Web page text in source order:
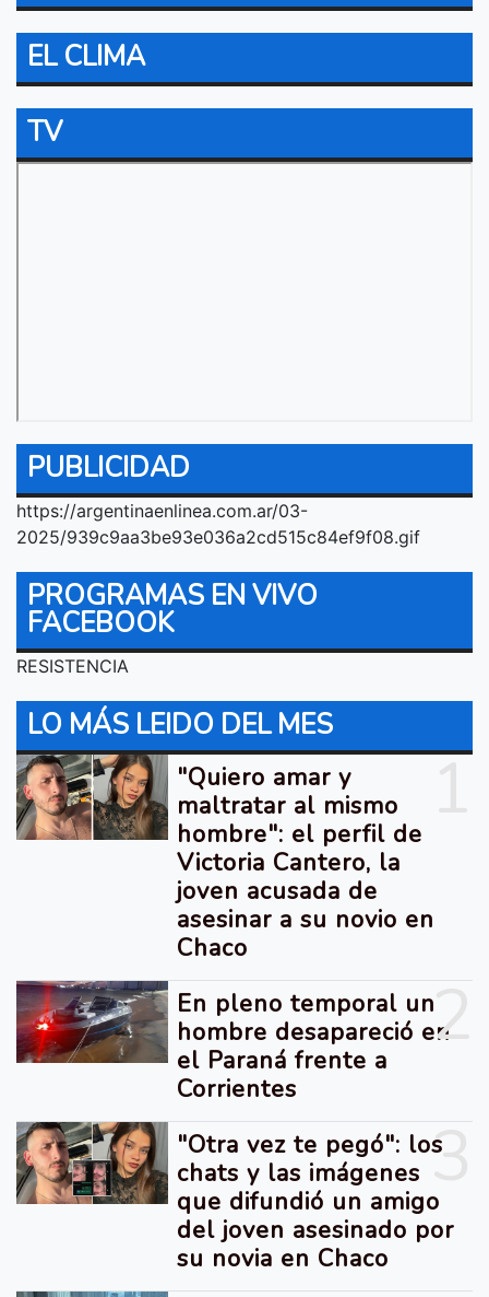
EL CLIMA
TV
PUBLICIDAD
https://argentinaenlinea.com.ar/03-
2025/939c9aa3be93e036a2cd515c84ef9f08.gif
PROGRAMAS EN VIVO
FACEBOOK
RESISTENCIA
LO MÁS LEIDO DEL MES
"Quiero amar y
maltratar al mismo
hombre": el perfil de
Victoria Cantero, la
joven acusada de
asesinar a su novio en
Chaco
2
En pleno temporal un
hombre desapareció en
el Paraná frente a
Corrientes
3
"Otra vez te pegó": los
chats y las imágenes
que difundió un amigo
del joven asesinado por
su novia en Chaco